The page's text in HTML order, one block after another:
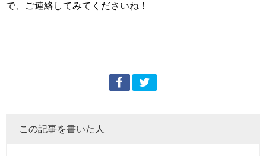
で、ご連絡してみてくださいね！
この記事を書いた人